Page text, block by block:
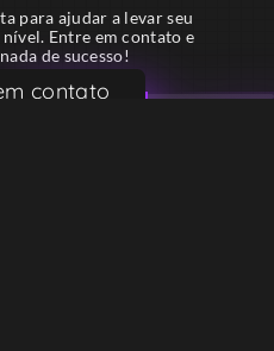
para ajudar a levar seu
Entre em contato e
de sucesso!
contato